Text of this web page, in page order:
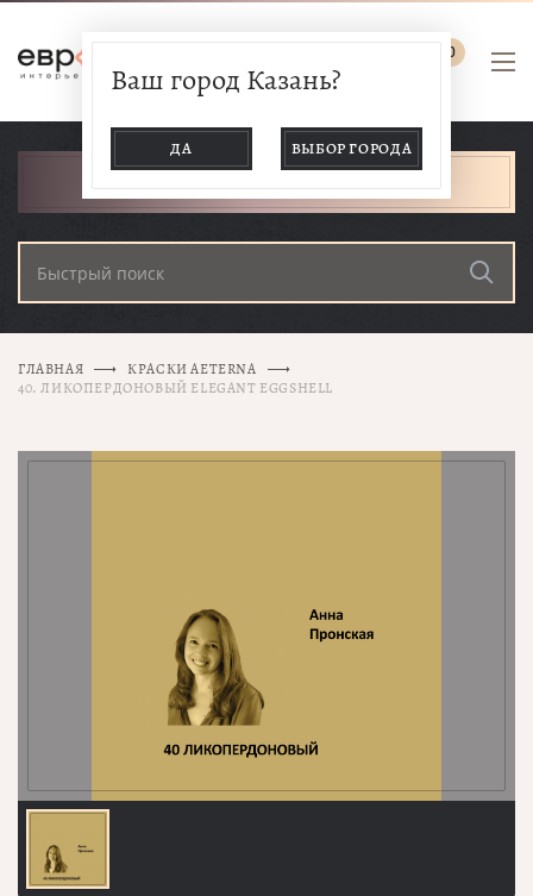
0
Ваш город Казань?
ДА ВЫБОР ГОРОДА
ГЛАВНАЯ
КРАСКИ AETERNA
40. ЛИКОПЕРДОНОВЫЙ ELEGANT EGGSHELL